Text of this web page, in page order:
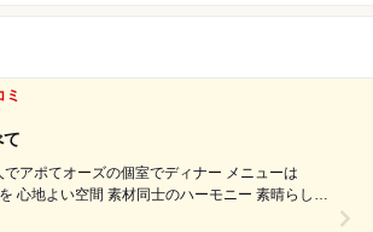
ミ
てオーズの個室でディナー メニューは
い